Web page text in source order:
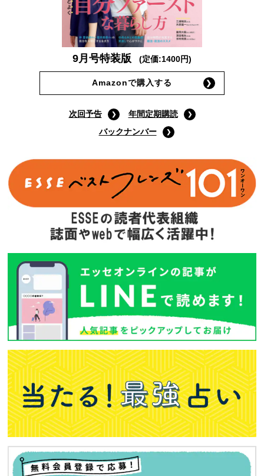
9月号特装版 (定価:1400円)
Amazonで購入する
次回予告
年間定期購読
バックナンバー